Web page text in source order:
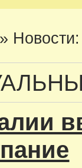
» Новости: